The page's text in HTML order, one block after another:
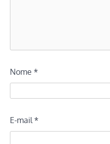
Nome *
E-mail *